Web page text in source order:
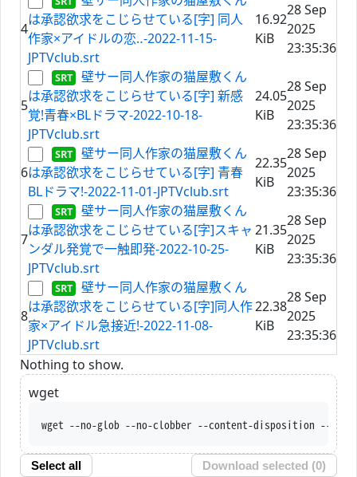
4
は承認欲求をこじらせている[字] 同人
作家×アイドルの恋‥-2022-11-15-
JPTVclub.srt
16.92
KiB
28 Sep
2025
23:35:36
5
壁サー同人作家の猫屋敷くん
は承認欲求をこじらせている[字] 新感
覚!青春×BLドラマ-2022-10-18-
JPTVclub.srt
24.05
KiB
28 Sep
2025
23:35:36
6
壁サー同人作家の猫屋敷くん
は承認欲求をこじらせている[字] 青春
BLドラマ!-2022-11-01-JPTVclub.srt
22.35
KiB
28 Sep
2025
23:35:36
7
壁サー同人作家の猫屋敷くん
は承認欲求をこじらせている[字]スキャ
ンダル発覚で一触即発-2022-10-25-
JPTVclub.srt
21.35
KiB
28 Sep
2025
23:35:36
8
壁サー同人作家の猫屋敷くん
は承認欲求をこじらせている[字]同人作
家×アイドル急接近!-2022-11-08-
JPTVclub.srt
22.38
KiB
28 Sep
2025
23:35:36
Nothing to show.
wget
wget --no-glob --no-clobber --content-disposition --trust-server-names --iri
Select all Download selected (0)